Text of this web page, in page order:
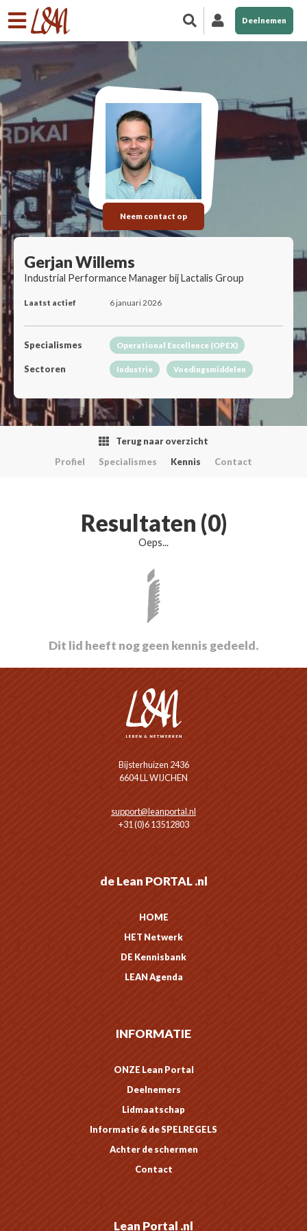
Deelnemen
Neem contact op
Gerjan Willems
Industrial Performance Manager bij Lactalis Group
Laatst actief 6 januari 2026
Specialismes Operational Excellence (OPEX)
Sectoren Industrie Voedingsmiddelen
Terug naar overzicht
Profiel
Specialismes Kennis Contact
Resultaten (0)
Oeps...
Dit lid heeft nog geen kennis gedeeld.
Bijsterhuizen 2436
6604 LL WIJCHEN
support@leanportal.nl
+31 (0)6 13512803
de Lean PORTAL .nl
HOME
HET Netwerk
DE Kennisbank
LEAN Agenda
INFORMATIE
ONZE Lean Portal
Deelnemers
Lidmaatschap
Informatie & de SPELREGELS
Achter de schermen
Contact
Lean Portal .nl